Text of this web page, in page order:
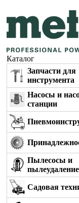
Каталог
Запчасти для
инструмента
Насосы и
станции
Пылесосы и
пылеудаление
Садовая